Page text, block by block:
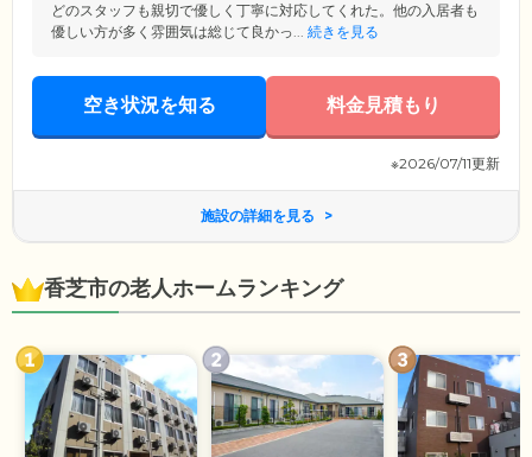
どのスタッフも親切で優しく丁寧に対応してくれた。他の入居者も
優しい方が多く雰囲気は総じて良かっ... 続きを見る
空き状況を知る 料金見積もり
※2026/07/11更新
施設の詳細を見る
香芝市の老人ホームランキング